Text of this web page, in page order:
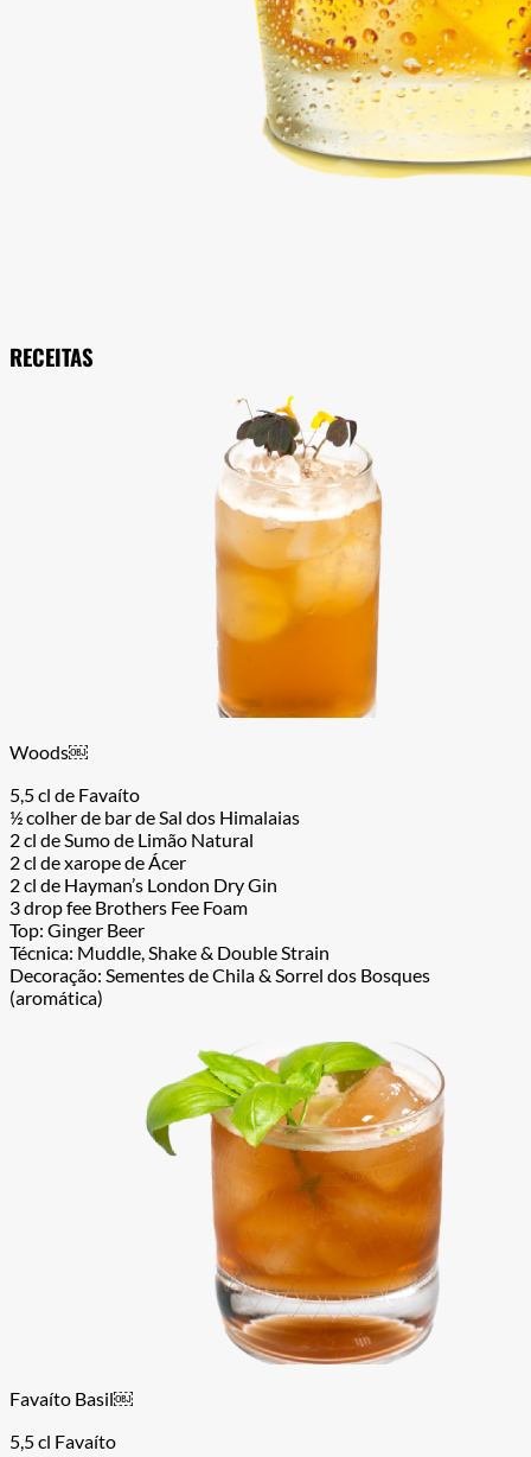
RECEITAS
Woods￼
5,5 cl de Favaíto
½ colher de bar de Sal dos Himalaias
2 cl de Sumo de Limão Natural
2 cl de xarope de Ácer
2 cl de Hayman’s London Dry Gin
3 drop fee Brothers Fee Foam
Top: Ginger Beer
Técnica: Muddle, Shake & Double Strain
Decoração: Sementes de Chila & Sorrel dos Bosques
(aromática)
Favaíto Basil￼
5,5 cl Favaíto